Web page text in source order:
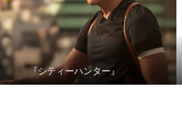
『シティーハンター』